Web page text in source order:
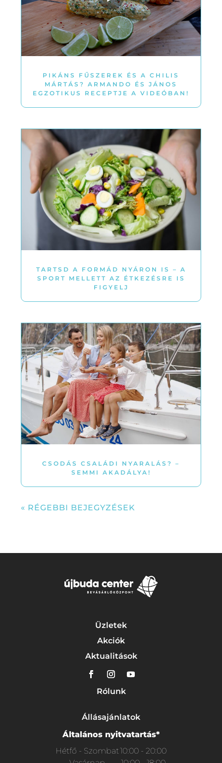
PIKÁNS FŰSZEREK ÉS A CHILIS
MÁRTÁS? ARMANDO ÉS JÁNOS
EGZOTIKUS RECEPTJE A VIDEÓBAN!
TARTSD A FORMÁD NYÁRON IS – A
SPORT MELLETT AZ ÉTKEZÉSRE IS
FIGYELJ
CSODÁS CSALÁDI NYARALÁS? –
SEMMI AKADÁLYA!
« RÉGEBBI BEJEGYZÉSEK
Üzletek
Akciók
Aktualitások
Rólunk
Állásajánlatok
Általános nyitvatartás*
Hétfő - Szombat10:00 - 20:00